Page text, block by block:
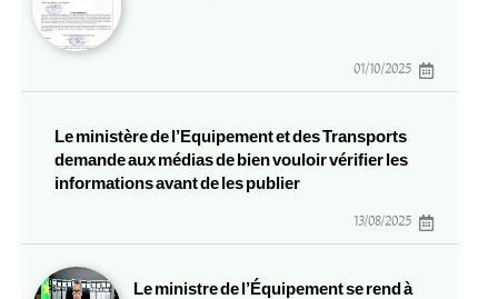
01/10/2025
Le ministère de l’Equipement et des Transports
demande aux médias de bien vouloir vérifier les
informations avant de les publier
13/08/2025
Le ministre de l’Équipement se rend à